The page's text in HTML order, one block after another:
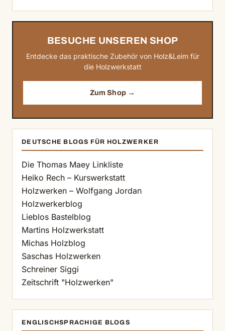
BESUCHE UNSEREN SHOP
Entdecke das praktische Zubehör von Holz&Leim für
die Holzwerkstatt
Zum Shop →
DEUTSCHE BLOGS FÜR HOLZWERKER
Die Thomas Maey Linkliste
Heiko Rech – Kurswerkstatt
Holzwerken – Wolfgang Jordan
Holzwerkerblog
Lieblos Bastelblog
Martins Holzwerkstatt
Michas Holzblog
Saschas Holzwerken
Schreiner Siggi
Zeitschrift "Holzwerken"
ENGLISCHSPRACHIGE BLOGS